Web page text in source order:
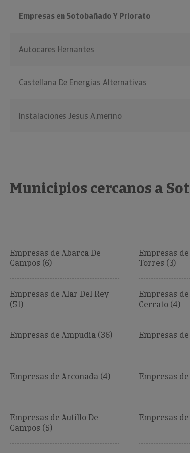
Empresas en Sotobañado Y Priorato
Autocares Hernantes
Castellana De Energias Alternativas
Instalaciones Jesus A.merino
Municipios cercanos a
Empresas de Abarca De
Campos (6)
Empresas
Torres (3)
Empresas de Alar Del Rey
(51)
Empresas
Cerrato (4)
Empresas de Ampudia (36) Empresas de
Empresas de Arconada (4) Empresas
Empresas de Autillo De
Campos (5)
Empresas